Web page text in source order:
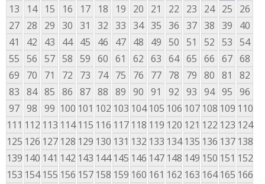
13
14 15 16 17 18 19 20 21 22 23 24 25
26
27 28 29 30 31 32 33 34 35 36 37 38 39
40
41
42 43 44 45 46 47 48 49 50 51 52 53 54
55 56 57 58 59 60 61 62 63 64 65 66 67 68
69
70 71 72 73 74 75 76 77 78 79 80 81
82
83 84 85 86 87 88 89 90 91 92 93 94 95 96
97 98 99 100 101 102 103 104 105 106 107 108 109 110
111 112 113 114 115 116 117 118 119 120 121 122 123 124
125 126 127 128 129 130 131 132 133 134 135 136 137 138
139 140 141 142 143 144 145 146 147 148 149 150 151 152
153 154 155 156 157 158 159 160 161 162 163 164 165 166